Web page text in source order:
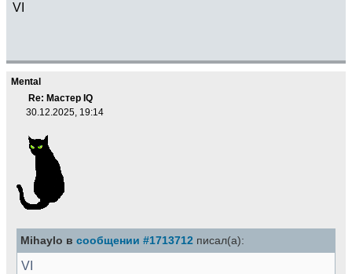
VI
Mental
Re: Мастер IQ
30.12.2025, 19:14
Mihaylo в сообщении #1713712 писал(а):
VI